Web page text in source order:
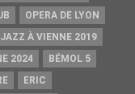
OPERA DE LYON
JAZZ À VIENNE 2019
2024
BÉMOL 5
ERIC